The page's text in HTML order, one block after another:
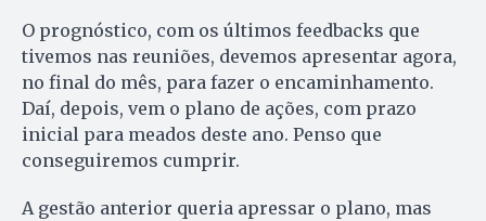
O prognóstico, com os últimos feedbacks que
tivemos nas reuniões, devemos apresentar agora,
no final do mês, para fazer o encaminhamento.
Daí, depois, vem o plano de ações, com prazo
inicial para meados deste ano. Penso que
conseguiremos cumprir.
A gestão anterior queria apressar o plano, mas